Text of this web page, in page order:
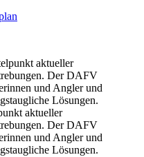
aktueller
Der DAFV
und Angler und
Lösungen.